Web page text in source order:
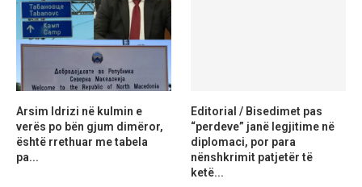
Arsim Idrizi në kulmin e
verës po bën gjum dimëror,
është rrethuar me tabela
pa...
Editorial / Bisedimet pas
“perdeve” janë legjitime në
diplomaci, por para
nënshkrimit patjetër të
ketë...